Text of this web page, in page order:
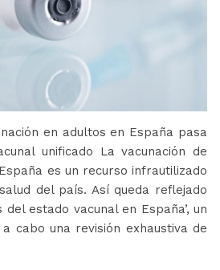
en adultos en España pasa
unificado La vacunación de
es un recurso infrautilizado
del país. Así queda reflejado
del estado vacunal en España’, un
cabo una revisión exhaustiva de